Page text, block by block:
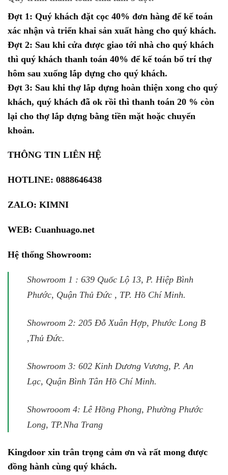
Đợt 1: Quý khách đặt cọc 40% đơn hàng để kế toán
xác nhận và triển khai sản xuất hàng cho quý khách.
Đợt 2: Sau khi cửa được giao tới nhà cho quý khách
thì quý khách thanh toán 40% để kế toán bố trí thợ
hôm sau xuống lắp dựng cho quý khách.
Đợt 3: Sau khi thợ lắp dựng hoàn thiện xong cho quý
khách, quý khách đã ok rồi thì thanh toán 20 % còn
lại cho thợ lắp dựng bằng tiền mặt hoặc chuyển
khoản.
THÔNG TIN LIÊN HỆ
HOTLINE: 0888646438
ZALO: KIMNI
WEB: Cuanhuago.net
Hệ thống Showroom:
Showroom 1 : 639 Quốc Lộ 13, P. Hiệp Bình
Phước, Quận Thủ Đức , TP. Hồ Chí Minh.
Showroom 2: 205 Đỗ Xuân Hợp, Phước Long B
,Thủ Đức.
Showroom 3: 602 Kinh Dương Vương, P. An
Lạc, Quận Bình Tân Hồ Chí Minh.
Showrooom 4: Lê Hồng Phong, Phường Phước
Long, TP.Nha Trang
Kingdoor xin trân trọng cảm ơn và rất mong được
đồng hành cùng quý khách.